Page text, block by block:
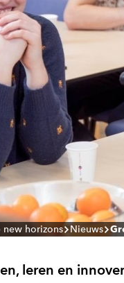
horizons Nieuws
leren en